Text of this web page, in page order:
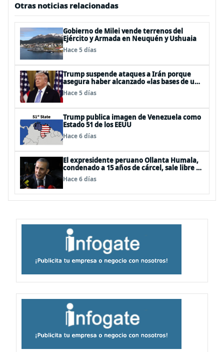
Otras noticias relacionadas
Gobierno de Milei vende terrenos del
Ejército y Armada en Neuquén y Ushuaia
Hace 5 días
Trump suspende ataques a Irán porque
asegura haber alcanzado «las bases de un
acuerdo»
Hace 5 días
Trump publica imagen de Venezuela como
Estado 51 de los EEUU
Hace 6 días
El expresidente peruano Ollanta Humala,
condenado a 15 años de cárcel, sale libre al
anularse su caso
Hace 6 días